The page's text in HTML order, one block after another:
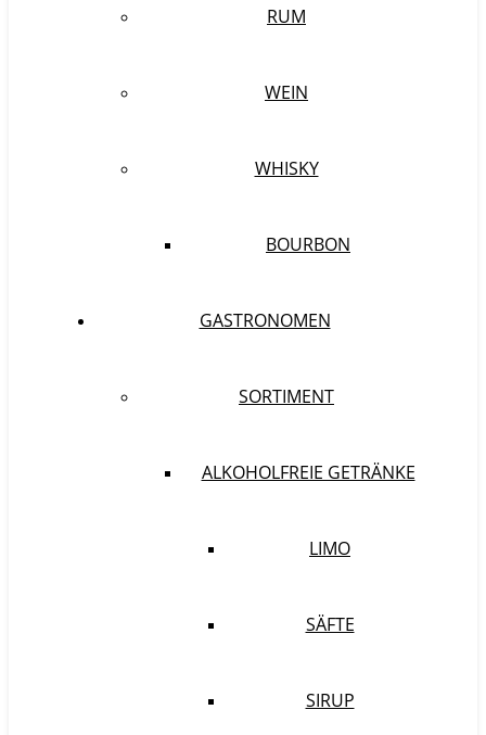
RUM
WEIN
WHISKY
BOURBON
GASTRONOMEN
SORTIMENT
ALKOHOLFREIE GETRÄNKE
LIMO
SÄFTE
SIRUP